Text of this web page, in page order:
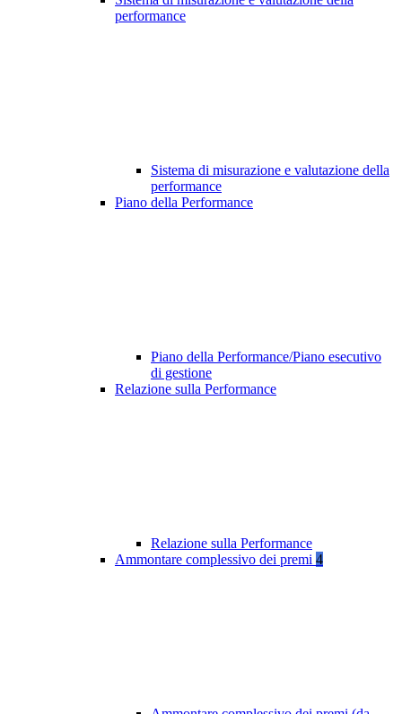
performance
Sistema di misurazione e valutazione della
performance
Piano della Performance
Piano della Performance/Piano esecutivo
di gestione
Relazione sulla Performance
Relazione sulla Performance
Ammontare complessivo dei premi 4